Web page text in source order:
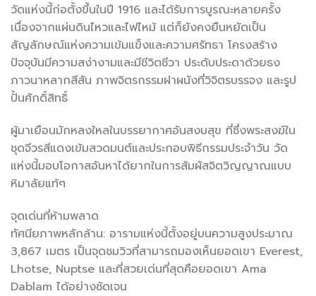
วัดแห่งนี้ก่อตั้งขึ้นในปี 1916 และได้รับการบูรณะหลายครั้ง
เนื่องจากแผ่นดินไหวและไฟไหม้ แต่ก็ยังคงยืนหยัดเป็น
สัญลักษณ์แห่งความเข้มแข็งและความศรัทธา โครงสร้าง
ปัจจุบันมีความสง่างามและมีชีวิตชีวา ประดับประดาด้วยธง
ภาวนาหลากสีสัน ภาพจิตรกรรมฝาผนังที่วิจิตรบรรจง และรูป
ปั้นศักดิ์สิทธิ์
ผู้มาเยือนมักหลงใหลในบรรยากาศอันสงบสุข ที่ซึ่งพระสงฆ์ใน
ชุดจีวรสีแดงเข้มสวดมนต์และประกอบพิธีกรรมประจำวัน วัด
แห่งนี้มอบโอกาสอันหาได้ยากในการสัมผัสจิตวิญญาณแบบ
หิมาลัยแท้ๆ
จุดเด่นที่ห้ามพลาด
ทัศนียภาพหลักล้าน: อารามแห่งนี้ตั้งอยู่บนความสูงประมาณ
3,867 เมตร เป็นจุดชมวิวที่สามารถมองเห็นยอดเขา Everest,
Lhotse, Nuptse และที่สวยเด่นที่สุดคือยอดเขา Ama
Dablam ได้อย่างชัดเจน